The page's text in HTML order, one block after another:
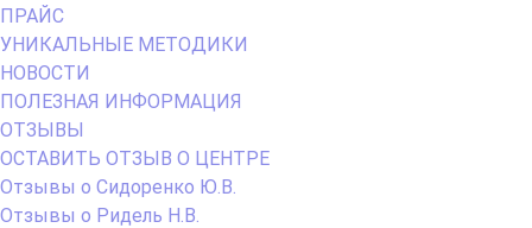
ПРАЙС
УНИКАЛЬНЫЕ МЕТОДИКИ
НОВОСТИ
ПОЛЕЗНАЯ ИНФОРМАЦИЯ
ОТЗЫВЫ
ОСТАВИТЬ ОТЗЫВ О ЦЕНТРЕ
Отзывы о Сидоренко Ю.В.
Отзывы о Ридель Н.В.